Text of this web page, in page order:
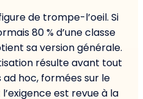
de trompe-l’oeil. Si
80 % d’une classe
sa version générale.
résulte avant tout
hoc, formées sur le
est revue à la